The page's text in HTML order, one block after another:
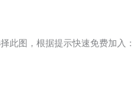
此图，根据提示快速免费加入：